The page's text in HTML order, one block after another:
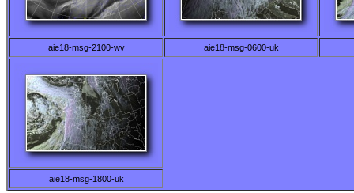
aie18-msg-2100-wv aie18-msg-0600-uk
aie18-msg-1800-uk